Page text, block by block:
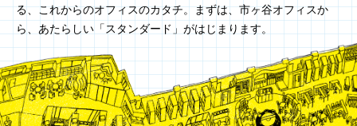
る、これからのオフィスのカタチ。まずは、市ヶ谷オフィスか
ら、あたらしい「スタンダード」がはじまります。